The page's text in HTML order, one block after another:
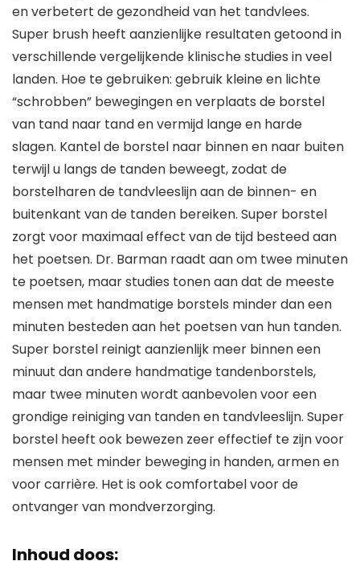
en verbetert de gezondheid van het tandvlees.
Super brush heeft aanzienlijke resultaten getoond in
verschillende vergelijkende klinische studies in veel
landen. Hoe te gebruiken: gebruik kleine en lichte
“schrobben” bewegingen en verplaats de borstel
van tand naar tand en vermijd lange en harde
slagen. Kantel de borstel naar binnen en naar buiten
terwijl u langs de tanden beweegt, zodat de
borstelharen de tandvleeslijn aan de binnen- en
buitenkant van de tanden bereiken. Super borstel
zorgt voor maximaal effect van de tijd besteed aan
het poetsen. Dr. Barman raadt aan om twee minuten
te poetsen, maar studies tonen aan dat de meeste
mensen met handmatige borstels minder dan een
minuten besteden aan het poetsen van hun tanden.
Super borstel reinigt aanzienlijk meer binnen een
minuut dan andere handmatige tandenborstels,
maar twee minuten wordt aanbevolen voor een
grondige reiniging van tanden en tandvleeslijn. Super
borstel heeft ook bewezen zeer effectief te zijn voor
mensen met minder beweging in handen, armen en
voor carrière. Het is ook comfortabel voor de
ontvanger van mondverzorging.
Inhoud doos: